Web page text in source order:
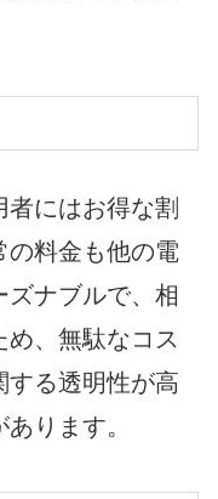
にはお得な割
の料金も他の電
ナブルで、相
、無駄なコス
する透明性が高
ります。